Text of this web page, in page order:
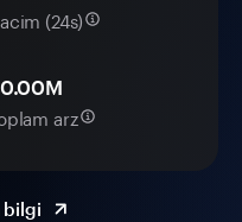
(24s)
arz
bilgi